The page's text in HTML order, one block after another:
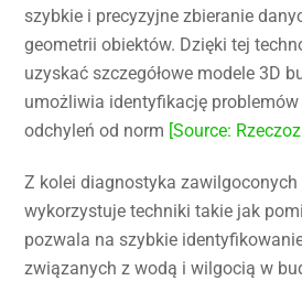
szybkie i precyzyjne zbieranie
geometrii obiektów. Dzięki tej
uzyskać szczegółowe modele 3D
umożliwia identyfikację
odchyleń od norm [Source:
Z kolei diagnostyka
wykorzystuje techniki takie jak
pozwala na szybkie
związanych z wodą i wilgocią w